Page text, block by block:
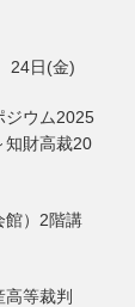
24日(金)
ジウム2025
知財高裁20
館）2階講
等裁判